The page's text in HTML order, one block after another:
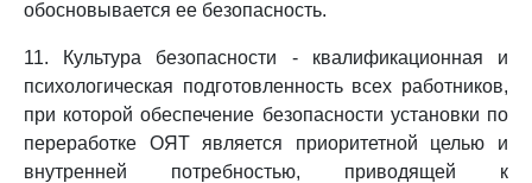
обосновывается ее безопасность.
11. Культура безопасности - квалификационная и
психологическая подготовленность всех работников,
при которой обеспечение безопасности установки по
переработке ОЯТ является приоритетной целью и
внутренней потребностью, приводящей к